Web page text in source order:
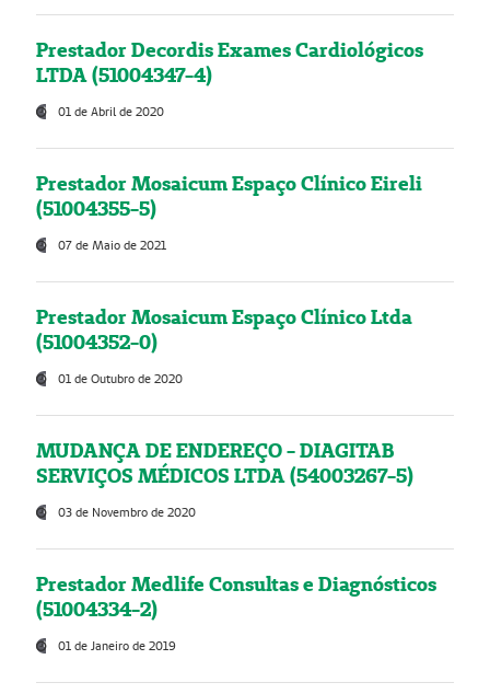
Prestador Decordis Exames Cardiológicos
LTDA (51004347-4)
01 de Abril de 2020
Prestador Mosaicum Espaço Clínico Eireli
(51004355-5)
07 de Maio de 2021
Prestador Mosaicum Espaço Clínico Ltda
(51004352-0)
01 de Outubro de 2020
MUDANÇA DE ENDEREÇO - DIAGITAB
SERVIÇOS MÉDICOS LTDA (54003267-5)
03 de Novembro de 2020
Prestador Medlife Consultas e Diagnósticos
(51004334-2)
01 de Janeiro de 2019